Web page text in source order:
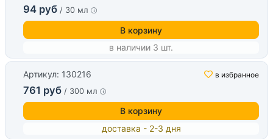
94 руб / 30 мл
В корзину
в наличии 3 шт.
Артикул: 130216 в избранное
761 руб / 300 мл
В корзину
доставка - 2-3 дня